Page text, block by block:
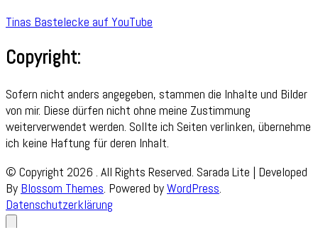
Tinas Bastelecke auf YouTube
Copyright:
Sofern nicht anders angegeben, stammen die Inhalte und Bilder
von mir. Diese dürfen nicht ohne meine Zustimmung
weiterverwendet werden. Sollte ich Seiten verlinken, übernehme
ich keine Haftung für deren Inhalt.
© Copyright 2026 . All Rights Reserved. Sarada Lite | Developed
By Blossom Themes. Powered byWordPress.
Datenschutzerklärung